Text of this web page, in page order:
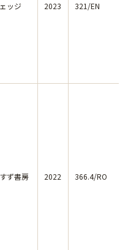
ッジ 2023 321/EN
ず書房 2022 366.4/RO